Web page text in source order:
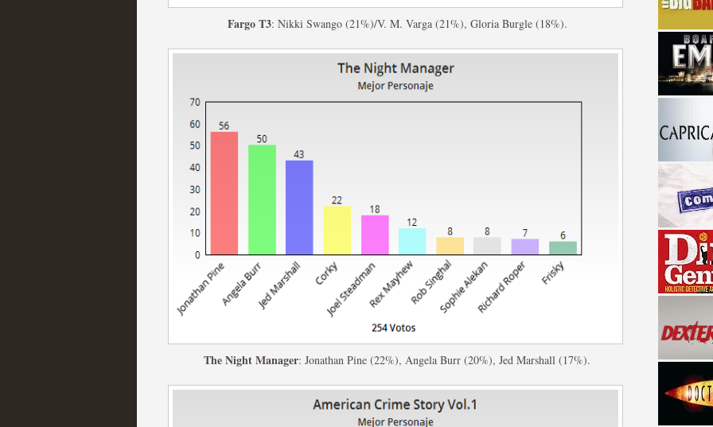
Las series de 10 temporadas están en peligro de
Recomendación de la semana
Expediente X: Guía para descubrir la "verdad"
MOLTISANTI
Recomendación de la semana
Fargo T3: Nikki Swango (21%)/V. M. Varga (21%), Gloria Burgle (18%).
The Night Manager: Jonathan Pine (22%), Angela Burr (20%), Jed Marshall (17%).